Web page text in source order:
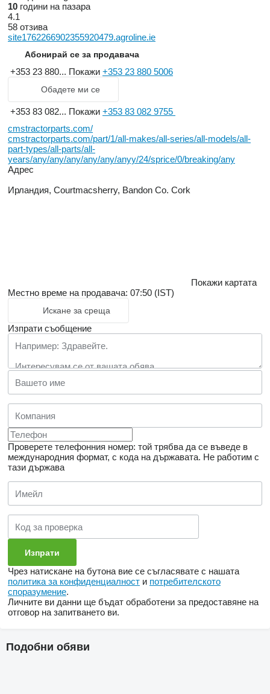
10 години на пазара
4.1
58 отзива
site1762266902355920479.agroline.ie
Абонирай се за продавача
+353 23 880... Покажи +353 23 880 5006
Обадете ми се
+353 83 082... Покажи +353 83 082 9755
cmstractorparts.com/
cmstractorparts.com/part/1/all-makes/all-series/all-models/all-
part-types/all-parts/all-
years/any/any/any/any/any/anyy/24/sprice/0/breaking/any
Адрес
Ирландия, Courtmacsherry, Bandon Co. Cork
Покажи картата
Местно време на продавача: 07:50 (IST)
Искане за среща
Изпрати съобщение
Проверете телефонния номер: той трябва да се въведе в
международния формат, с кода на държавата. Не работим с
тази държава
Чрез натискане на бутона вие се съгласявате с нашата
политика за конфиденциалност и потребителското
споразумение.
Личните ви данни ще бъдат обработени за предоставяне на
отговор на запитването ви.
Подобни обяви